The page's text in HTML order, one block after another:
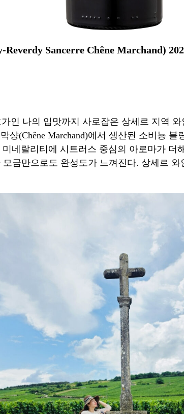
Sancerre Chêne Marchand)
인 나의 입맛까지 사로잡은 상세르 지역
(Chêne Marchand)에서 생산된 소비뇽
네랄리티에 시트러스 중심의 아로마가
금만으로도 완성도가 느껴진다. 상세르